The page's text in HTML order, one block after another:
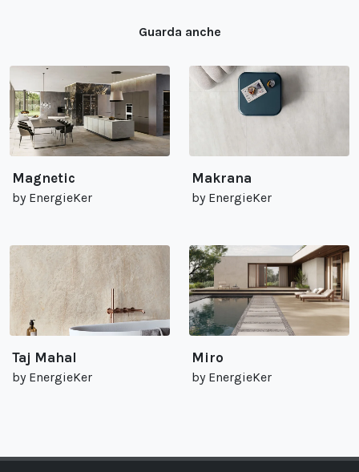
Guarda anche
Magnetic
by EnergieKer
Makrana
by EnergieKer
Taj Mahal
by EnergieKer
Miro
by EnergieKer